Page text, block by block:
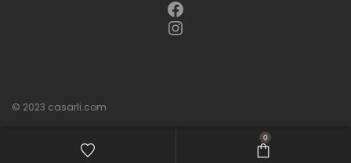
Facebook
Instagram
© 2023 casarli.com
0